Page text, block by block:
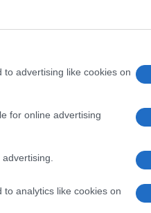
advertising like cookies on
for online advertising
analytics like cookies on
ερωτήματα σχετικά